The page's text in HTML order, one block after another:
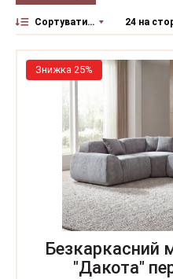
Сортувати за
Знижка 25%
Безкаркасний
"Дакота"